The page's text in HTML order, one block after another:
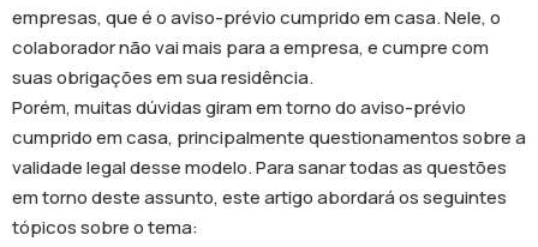
empresas, que é o aviso-prévio cumprido em casa. Nele, o
colaborador não vai mais para a empresa, e cumpre com
suas obrigações em sua residência.
Porém, muitas dúvidas giram em torno do aviso-prévio
cumprido em casa, principalmente questionamentos sobre a
validade legal desse modelo. Para sanar todas as questões
em torno deste assunto, este artigo abordará os seguintes
tópicos sobre o tema: